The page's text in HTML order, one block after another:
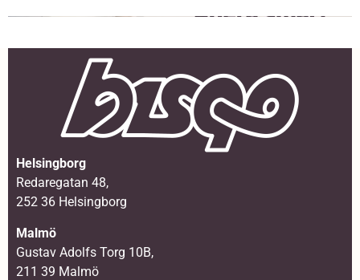
Helsingborg
Redaregatan 48,
252 36 Helsingborg
Malmö
Gustav Adolfs Torg 10B,
211 39 Malmö